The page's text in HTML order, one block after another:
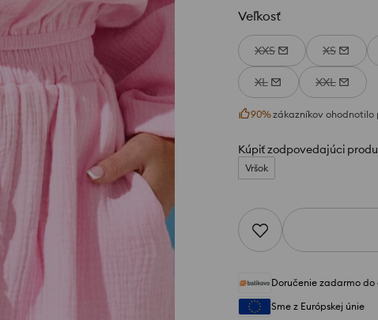
Veľkosť
XXS XS
XL XXL
90%zákazníkov
Kúpiť zodpovedajúci
Vršok
Doručenie zadarmo
Sme z Európskej únie